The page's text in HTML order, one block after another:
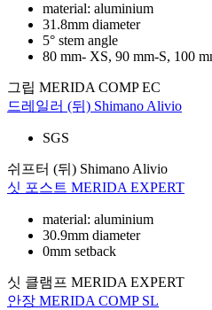
material: aluminium
31.8mm diameter
5° stem angle
80 mm- XS, 90 mm-S, 100
그립 MERIDA COMP EC
드레일러 (뒤) Shimano Alivio
SGS
쉬프터 (뒤) Shimano Alivio
싯 포스트 MERIDA EXPERT
material: aluminium
30.9mm diameter
0mm setback
싯 클램프 MERIDA EXPERT
안장 MERIDA COMP SL